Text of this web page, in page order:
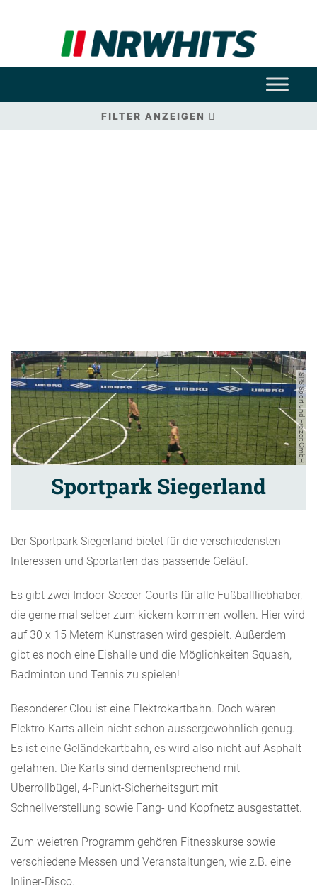
FILTER ANZEIGEN
SPS Sport und Freizeit GmbH
Sportpark Siegerland
Der Sportpark Siegerland bietet für die verschiedensten
Interessen und Sportarten das passende Geläuf.
Es gibt zwei Indoor-Soccer-Courts für alle Fußballliebhaber,
die gerne mal selber zum kickern kommen wollen. Hier wird
auf 30 x 15 Metern Kunstrasen wird gespielt. Außerdem
gibt es noch eine Eishalle und die Möglichkeiten Squash,
Badminton und Tennis zu spielen!
Besonderer Clou ist eine Elektrokartbahn. Doch wären
Elektro-Karts allein nicht schon aussergewöhnlich genug.
Es ist eine Geländekartbahn, es wird also nicht auf Asphalt
gefahren. Die Karts sind dementsprechend mit
Überrollbügel, 4-Punkt-Sicherheitsgurt mit
Schnellverstellung sowie Fang- und Kopfnetz ausgestattet.
Zum weietren Programm gehören Fitnesskurse sowie
verschiedene Messen und Veranstaltungen, wie z.B. eine
Inliner-Disco.